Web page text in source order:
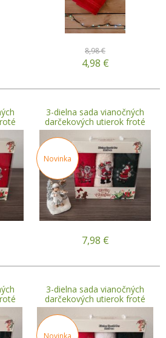
8,98 €
4,98 €
3-dielna sada vianočných
darčekových utierok froté
Novinka
7,98 €
3-dielna sada vianočných
darčekových utierok froté
Novinka